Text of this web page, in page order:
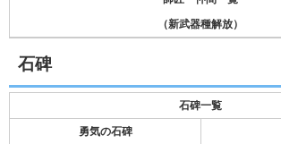
（新武器種解放）
石碑
石碑一覧
勇気の石碑